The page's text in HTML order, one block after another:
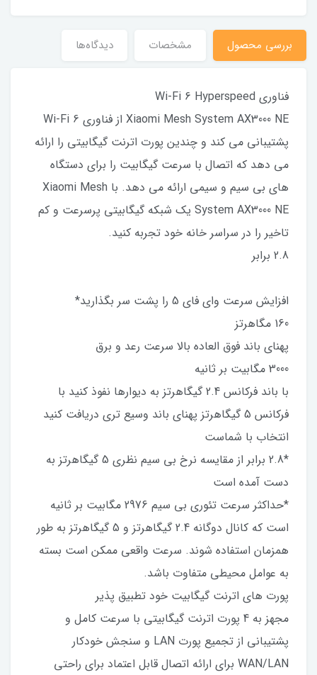
بررسی محصول مشخصات دیدگاه‌ها
فناوری Wi-Fi 6 Hyperspeed
Xiaomi Mesh System AX3000 NE از فناوری Wi-Fi 6
پشتیبانی می کند و چندین پورت اترنت گیگابیتی را ارائه
می دهد که اتصال با سرعت گیگابیت را برای دستگاه
های بی سیم و سیمی ارائه می دهد. با Xiaomi Mesh
System AX3000 NE یک شبکه گیگابیتی پرسرعت و کم
تاخیر را در سراسر خانه خود تجربه کنید.
2.8 برابر
افزایش سرعت وای فای 5 را پشت سر بگذارید*
160 مگاهرتز
پهنای باند فوق العاده بالا سرعت رعد و برق
3000 مگابیت بر ثانیه
با باند فرکانس 2.4 گیگاهرتز به دیوارها نفوذ کنید با
فرکانس 5 گیگاهرتز پهنای باند وسیع تری دریافت کنید
انتخاب با شماست
*2.8 برابر از مقایسه نرخ بی سیم نظری 5 گیگاهرتز به
دست آمده است
*حداکثر سرعت تئوری بی سیم 2976 مگابیت بر ثانیه
است که کانال دوگانه 2.4 گیگاهرتز و 5 گیگاهرتز به طور
همزمان استفاده شوند. سرعت واقعی ممکن است بسته
به عوامل محیطی متفاوت باشد.
پورت های اترنت گیگابیت خود تطبیق پذیر
مجهز به 4 پورت اترنت گیگابیتی با سرعت کامل و
پشتیبانی از تجمیع پورت LAN و سنجش خودکار
WAN/LAN برای ارائه اتصال قابل اعتماد برای راحتی